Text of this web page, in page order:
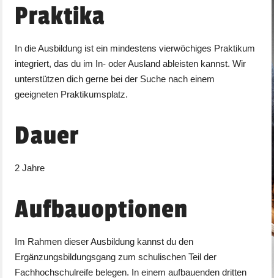
Praktika
In die Ausbildung ist ein mindestens vierwöchiges Praktikum
integriert, das du im In- oder Ausland ableisten kannst. Wir
unterstützen dich gerne bei der Suche nach einem
geeigneten Praktikumsplatz.
Dauer
2 Jahre
Aufbauoptionen
Im Rahmen dieser Ausbildung kannst du den
Ergänzungsbildungsgang zum schulischen Teil der
Fachhochschulreife belegen. In einem aufbauenden dritten